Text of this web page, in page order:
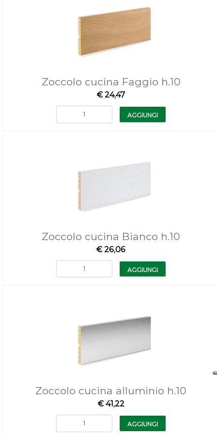
Zoccolo cucina Faggio h.10
€ 24,47
Quantità
AGGIUNGI
Zoccolo cucina Bianco h.10
€ 26,06
Quantità
AGGIUNGI
Zoccolo cucina alluminio h.10
€ 41,22
Quantità
AGGIUNGI